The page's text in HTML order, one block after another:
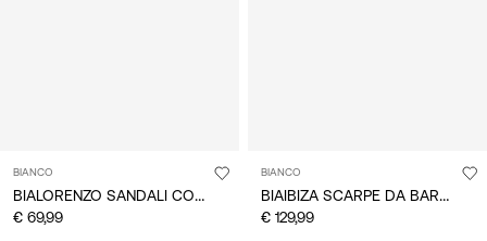
BIANCO
BIALORENZO SANDALI CON FIBBIA
€ 69,99
BIANCO
BIAIBIZA SCARPE DA BARCA
€ 129,99